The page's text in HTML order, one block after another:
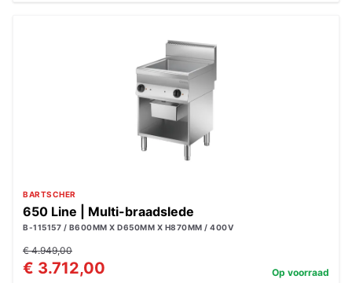
BARTSCHER
650 Line | Multi-braadslede
B-115157 / B600MM X D650MM X H870MM / 400V
€ 4.949,00
€ 3.712,00 Op voorraad